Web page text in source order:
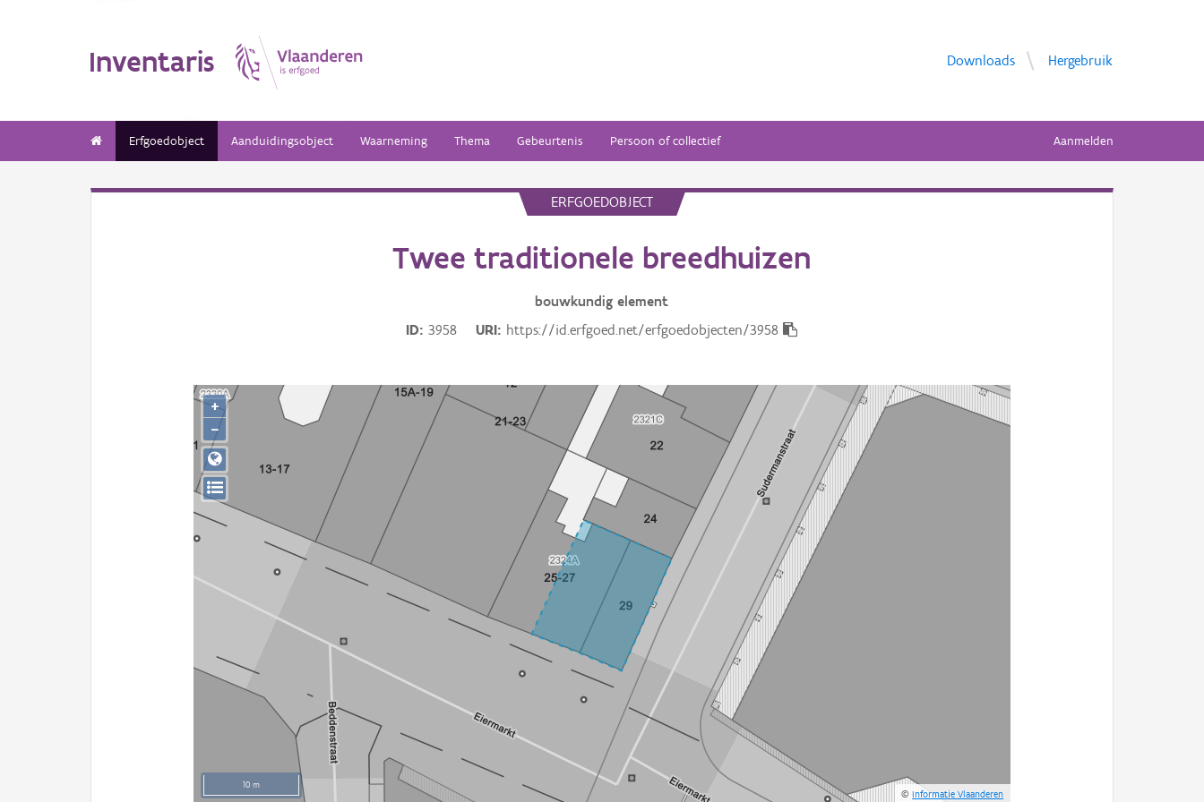
Inventaris Downloads Hergebruik
Erfgoedobject Aanduidingsobject Waarneming Thema Gebeurtenis Persoon of collectief Aanmelden
ERFGOEDOBJECT
Twee traditionele breedhuizen
bouwkundig element
ID
3958 URI https://id.erfgoed.net/erfgoedobjecten/3958
10 m
©Informatie Vlaanderen
+
−